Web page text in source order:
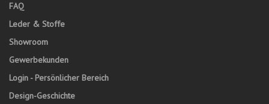
FAQ
Leder & Stoffe
Showroom
Gewerbekunden
Login - Persönlicher Bereich
Design-Geschichte